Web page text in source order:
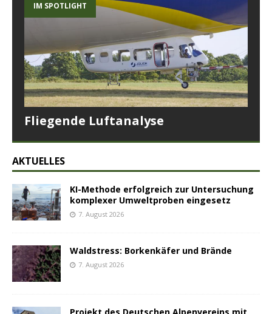
IM SPOTLIGHT
Fliegende Luftanalyse
AKTUELLES
KI-Methode erfolgreich zur Untersuchung
komplexer Umweltproben eingesetz
7. August 2026
Waldstress: Borkenkäfer und Brände
7. August 2026